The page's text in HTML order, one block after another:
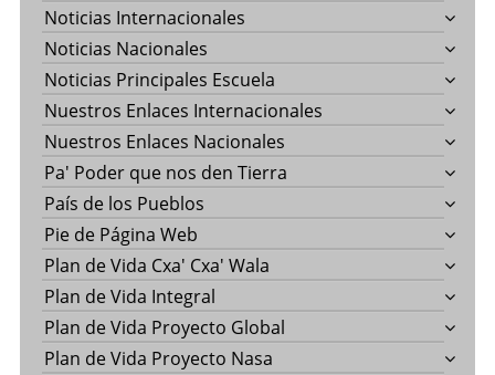
Noticias Internacionales
Noticias Nacionales
Noticias Principales Escuela
Nuestros Enlaces Internacionales
Nuestros Enlaces Nacionales
Pa' Poder que nos den Tierra
País de los Pueblos
Pie de Página Web
Plan de Vida Cxa' Cxa' Wala
Plan de Vida Integral
Plan de Vida Proyecto Global
Plan de Vida Proyecto Nasa